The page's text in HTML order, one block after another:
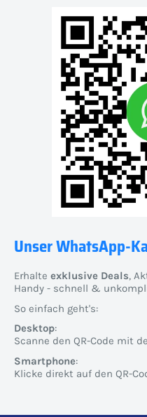
Unser WhatsApp-
Erhalte exklusive Deals,
Handy - schnell &
So einfach geht's:
Desktop:
Scanne den QR-Code mit
Smartphone:
Klicke direkt auf den QR-